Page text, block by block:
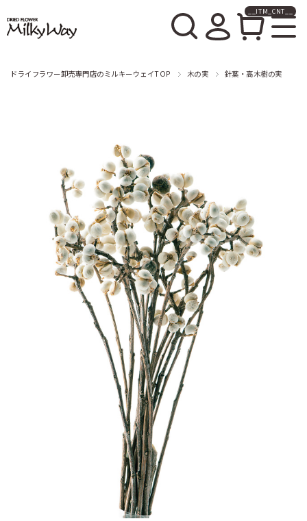
__ITM_CNT__
ドライフラワー卸売専門店のミルキーウェイTOP 木の実 針葉・高木樹の実